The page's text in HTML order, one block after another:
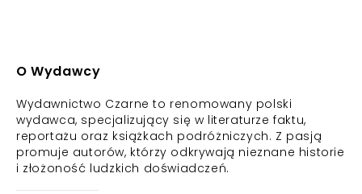
O Wydawcy
Wydawnictwo Czarne to renomowany polski
wydawca, specjalizujący się w literaturze faktu,
reportażu oraz książkach podróżniczych. Z pasją
promuje autorów, którzy odkrywają nieznane historie
i złożoność ludzkich doświadczeń.